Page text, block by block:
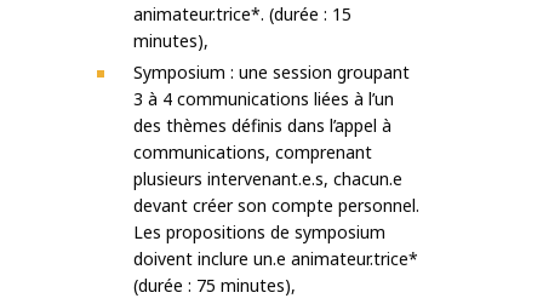
animateur.trice*. (durée : 15
minutes),
Symposium : une session groupant
3 à 4 communications liées à l’un
des thèmes définis dans l’appel à
communications, comprenant
plusieurs intervenant.e.s, chacun.e
devant créer son compte personnel.
Les propositions de symposium
doivent inclure un.e animateur.trice*
(durée : 75 minutes),